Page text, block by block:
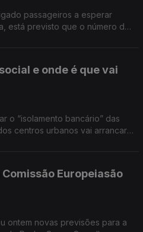
passageiros a esperar
está previsto que o número de
e onde é que vai
o “isolamento bancário” das
centros urbanos vai arrancar
Europeiasão
ontem novas previsões para a